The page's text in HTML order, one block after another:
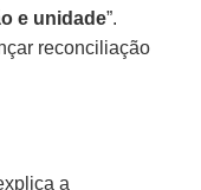
e unidade”.
reconciliação
a